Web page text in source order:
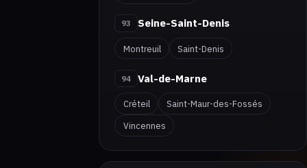
93 Seine-Saint-Denis
Montreuil Saint-Denis
94 Val-de-Marne
Créteil
Saint-Maur-des-Fossés
Vincennes